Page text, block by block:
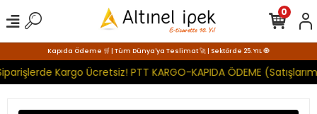
Kapıda Ödeme 🛒 | Tüm Dünya'ya Teslimat 🚀 | Sektörde 25. YIL 🧿
Kargo Ücretsiz! PTT KARGO-KAPIDA ÖDEME
0